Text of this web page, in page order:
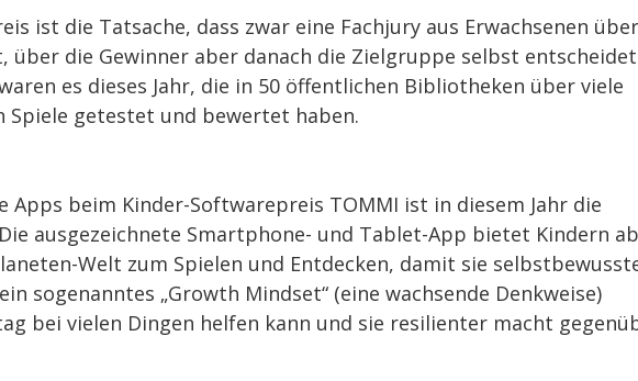
ist die Tatsache, dass zwar eine Fachjury aus Erwachsenen über
die Gewinner aber danach die Zielgruppe selbst
es dieses Jahr, die in 50 öffentlichen Bibliotheken über viele
Spiele getestet und bewertet haben.
Apps beim Kinder-Softwarepreis TOMMI ist in diesem Jahr die
ausgezeichnete Smartphone- und Tablet-App bietet Kindern ab
Welt zum Spielen und Entdecken, damit sie
sogenanntes „Growth Mindset“ (eine wachsende Denkweise)
bei vielen Dingen helfen kann und sie resilienter macht